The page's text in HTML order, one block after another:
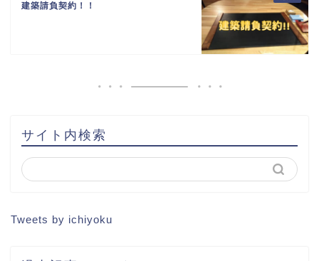
建築請負契約！！
サイト内検索
Tweets by ichiyoku
HOME
書籍出版
問い合わせ